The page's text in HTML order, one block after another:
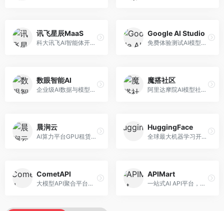
讯飞星辰MaaS
科大讯飞AI智能体开发平台，专注于企业级模型服务。面向企业用户，提供模型调用、智能体创建、行业解决方案等服务，中文能力突出。
Google AI Studio
免费体验测试AI模型的平台，深度整合Google生态。面向开发者和研究者，提供Gemini模型体验、API密钥管理、提示词测试等服务，免费使用。
数眼智能AI
企业级AI数据与模型服务平台，专注于数据驱动AI。面向企业用户，提供数据管理、模型训练、部署服务等，数据治理能力强。
魔搭社区
阿里达摩院AI模型社区，专注于中文AI生态。面向中文开发者，提供开源模型、数据集、开发工具等资源，中文模型丰富。
晨涧云
AI算力平台GPU租赁服务，专注于弹性算力。面向开发者和研究者，提供GPU租赁、弹性调度、成本优化等服务，算力灵活。
HuggingFace
全球最大机器学习开源社区，整合模型库与开发工具。面向AI研究者和开发者，提供开源模型、数据集、开发工具等资源，开源生态最完善。
CometAPI
大模型API聚合平台，整合多种AI模型服务。面向开发者，提供统一接口、模型切换、监控分析等服务，API管理便捷。
APIMart
一站式AI API平台，整合多种AI服务。面向开发者，提供模型API、图像处理、语音识别等服务，API种类丰富。